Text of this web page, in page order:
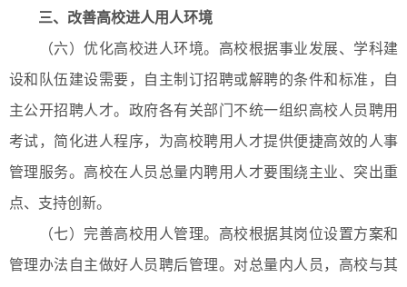
三、改善高校进人用人环境
（六）优化高校进人环境。高校根据事业发展、学科建
设和队伍建设需要，自主制订招聘或解聘的条件和标准，自
主公开招聘人才。政府各有关部门不统一组织高校人员聘用
考试，简化进人程序，为高校聘用人才提供便捷高效的人事
管理服务。高校在人员总量内聘用人才要围绕主业、突出重
点、支持创新。
（七）完善高校用人管理。高校根据其岗位设置方案和
管理办法自主做好人员聘后管理。对总量内人员，高校与其